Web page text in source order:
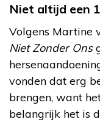
Niet altijd een
Volgens Martine
Niet Zonder Ons
vonden dat erg
brengen, want
belangrijk het is